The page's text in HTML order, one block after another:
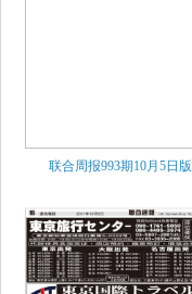
联合周报993期10月5日版